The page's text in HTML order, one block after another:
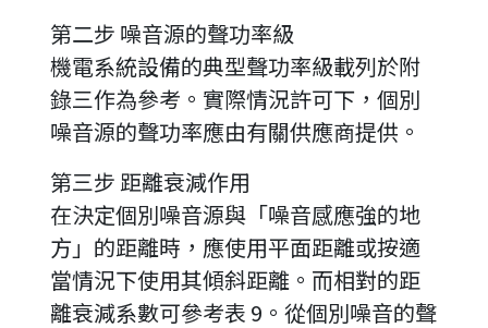
第二步 噪音源的聲功率級
機電系統設備的典型聲功率級載列於附
錄三作為參考。實際情況許可下，個別
噪音源的聲功率應由有關供應商提供。
第三步 距離衰減作用
在決定個別噪音源與「噪音感應強的地
方」的距離時，應使用平面距離或按適
當情況下使用其傾斜距離。而相對的距
離衰減系數可參考表 9。從個別噪音的聲